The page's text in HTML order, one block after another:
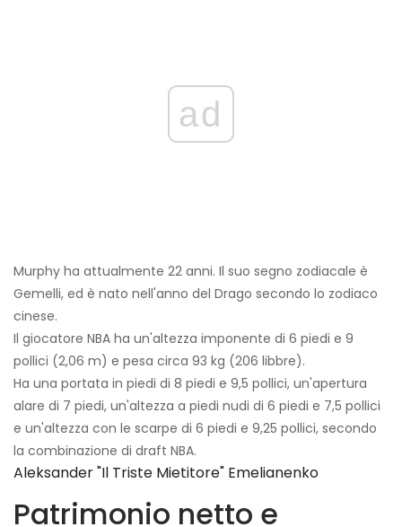
ad
Murphy ha attualmente 22 anni. Il suo segno zodiacale è
Gemelli, ed è nato nell'anno del Drago secondo lo zodiaco
cinese.
Il giocatore NBA ha un'altezza imponente di 6 piedi e 9
pollici (2,06 m) e pesa circa 93 kg (206 libbre).
Ha una portata in piedi di 8 piedi e 9,5 pollici, un'apertura
alare di 7 piedi, un'altezza a piedi nudi di 6 piedi e 7,5 pollici
e un'altezza con le scarpe di 6 piedi e 9,25 pollici, secondo
la combinazione di draft NBA.
Aleksander "il Triste Mietitore" Emelianenko
Patrimonio netto e